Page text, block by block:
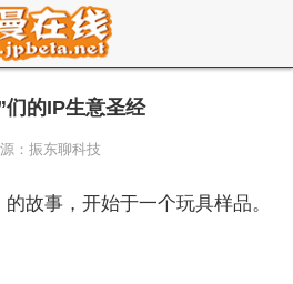
们的IP生意圣经
：振东聊科技
的故事，开始于一个玩具样品。